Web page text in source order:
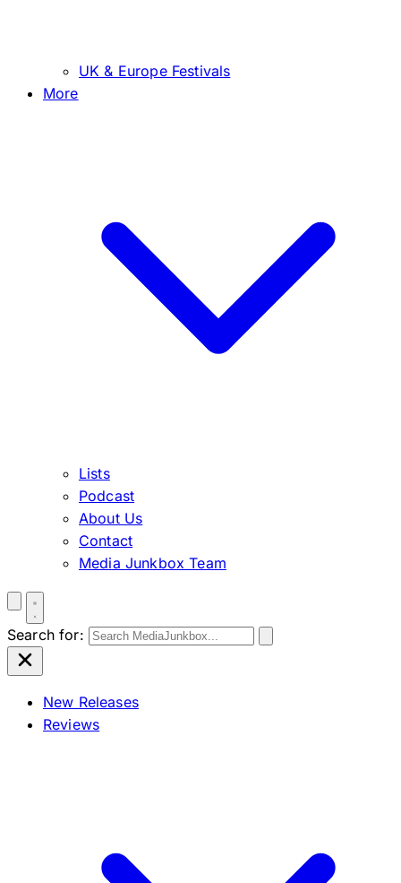
UK & Europe Festivals
More
Lists
Podcast
About Us
Contact
Media Junkbox Team
Search for:
New Releases
Reviews